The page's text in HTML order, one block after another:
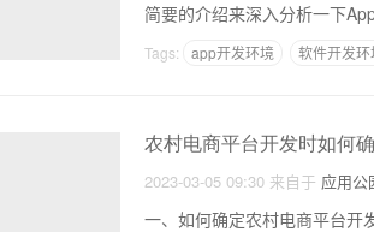
Tags: app开发环境 软件开发环
农村电商平台开发时如何
2023-03-05 09:30 来自于 应用公
一、如何确定农村电商平台开发的主要目标？ 确定农村电商平台开发的主